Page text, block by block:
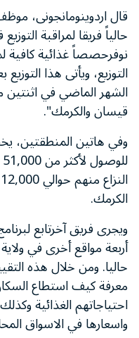
قال اردوينومانجونى،
حالياً فريقا لمراقبة
نوفرحصصاً غذائية كافية
التوزيع، ويأتى هذا
الشهر الماضي في اثنتين
قيسان والكرمك".
وفي هاتين المنطقتين،
الكرمك.
ويجرى فريق آخرتابع
أربعة مواقع أخرى في
حاليا. ومن خلال هذه
معرفة كيف استطاع
احتياجاتهم الغذائية
واسعارها في الاسواق